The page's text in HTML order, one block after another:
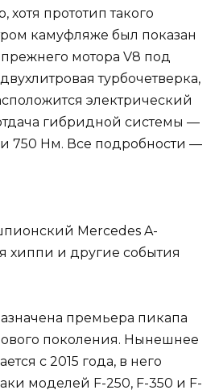
хотя прототип такого
камуфляже был показан
мотора V8 под
турбочетверка,
электрический
гибридной системы —
750 Нм. Все подробности —
премьера пикапа
поколения. Нынешнее
с 2015 года, в него
моделей F-250, F-350 и F-